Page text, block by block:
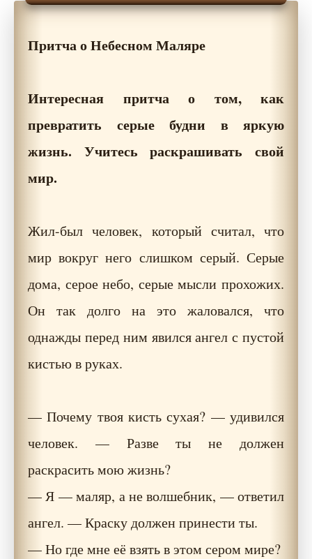
Притча о Небесном Маляре
Интересная притча о том, как
превратить серые будни в яркую
жизнь. Учитесь раскрашивать свой
мир.
Жил-был человек, который считал, что
мир вокруг него слишком серый. Серые
дома, серое небо, серые мысли прохожих.
Он так долго на это жаловался, что
однажды перед ним явился ангел с пустой
кистью в руках.
— Почему твоя кисть сухая? — удивился
человек. — Разве ты не должен
раскрасить мою жизнь?
— Я — маляр, а не волшебник, — ответил
ангел. — Краску должен принести ты.
— Но где мне её взять в этом сером мире?